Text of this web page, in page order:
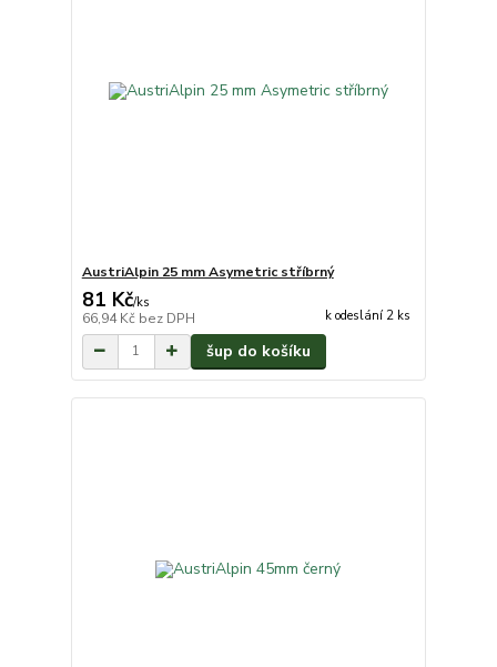
AustriAlpin 25 mm Asymetric stříbrný
81 Kč/ks
66,94 Kč bez DPH k odeslání 2 ks
šup do košíku